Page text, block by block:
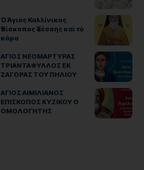
Ὁ Ἅγιος Καλλίνικος
Ἐπίσκοπος Ἐδέσσης καὶ τὸ
κάρο
ΑΓΙΟΣ ΝΕΟΜΑΡΤΥΡΑΣ
ΤΡΙΑΝΤΑΦΥΛΛΟΣ ΕΚ
ΖΑΓΟΡΑΣ ΤΟΥ ΠΗΛΙΟΥ
ΑΓΙΟΣ ΑΙΜΙΛΙΑΝΟΣ
ΕΠΙΣΚΟΠΟΣ ΚΥΖΙΚΟΥ Ο
ΟΜΟΛΟΓΗΤΗΣ